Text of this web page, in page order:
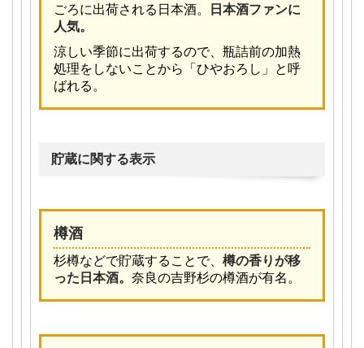
ごろに出荷される日本酒。
日本酒ファンに
人気。
涼しい季節に出荷するので、瓶詰前の加熱
処理をしないことから「ひやおろし」と呼
ばれる。
貯蔵に関する表示
樽酒
杉樽などで貯蔵することで、 樽の香りが移
った日本酒。 奈良の吉野杉の樽酒が有名。